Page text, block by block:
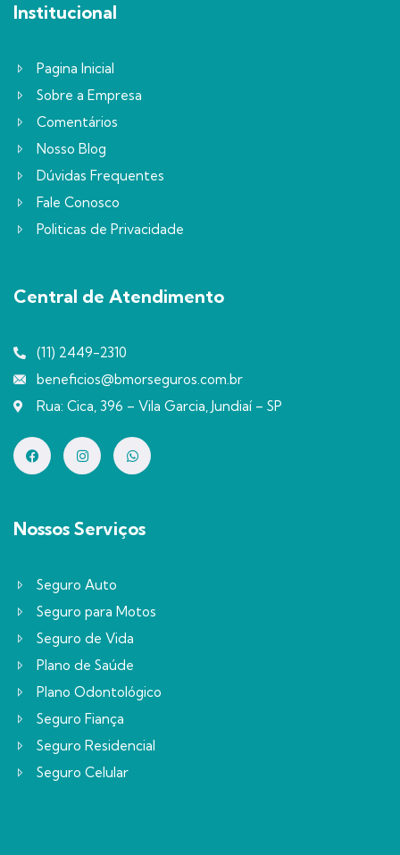
Institucional
Pagina Inicial
Sobre a Empresa
Comentários
Nosso Blog
Dúvidas Frequentes
Fale Conosco
Politicas de Privacidade
Central de Atendimento
(11) 2449-2310
beneficios@bmorseguros.com.br
Rua: Cica, 396 – Vila Garcia, Jundiaí – SP
Nossos Serviços
Seguro Auto
Seguro para Motos
Seguro de Vida
Plano de Saúde
Plano Odontológico
Seguro Fiança
Seguro Residencial
Seguro Celular